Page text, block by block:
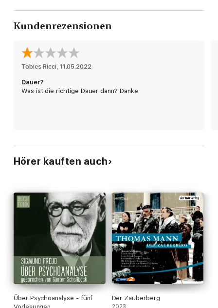
aufgenommen. Geforscht wird weiterhin, jeder ist ja schließlich
ein mehr oder weniger ausgebildetes Exemplar des Homo
Sapiens, dessen Entwicklung nach wie vor auf die Spur zu
Kundenrezensionen
Tobies Ricci 11.05.2022
Dauer?
Was ist die richtige Dauer dann? Danke
Hörer kauften auch
Über Psychoanalyse - fünf
Der Zauberberg
2023